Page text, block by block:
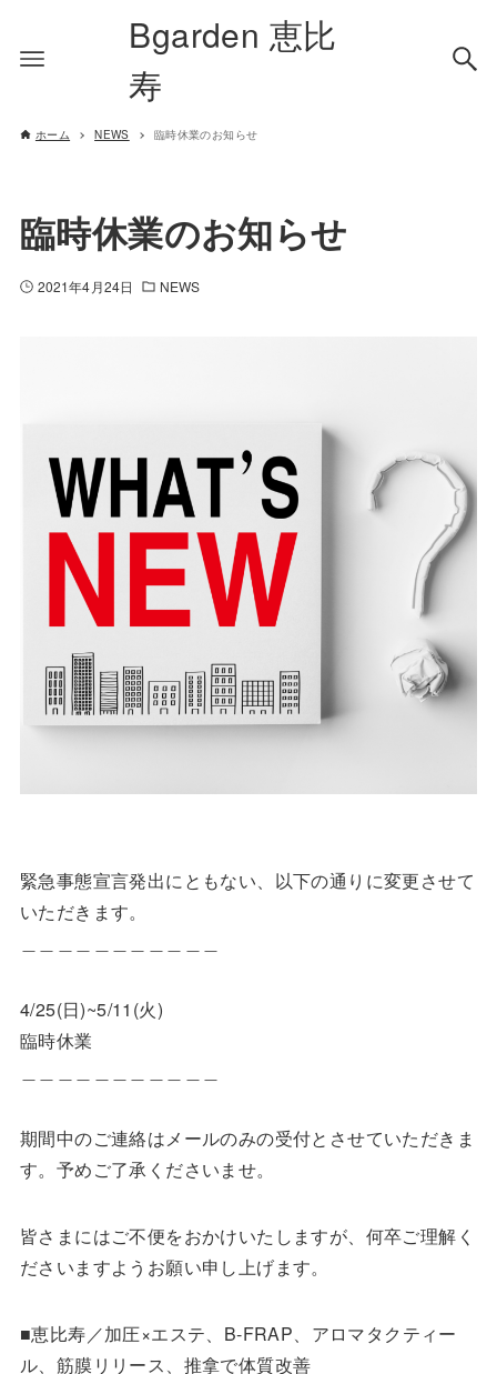
Bgarden 恵比
寿
ホーム NEWS 臨時休業のお知らせ
臨時休業のお知らせ
2021年4月24日 NEWS
緊急事態宣言発出にともない、以下の通りに変更させて
いただきます。
4/25(日)~5/11(火)
臨時休業
期間中のご連絡はメールのみの受付とさせていただきま
す。予めご了承くださいませ。
皆さまにはご不便をおかけいたしますが、何卒ご理解く
ださいますようお願い申し上げます。
■恵比寿／加圧×エステ、B-FRAP、アロマタクティー
ル、筋膜リリース、推拿で体質改善